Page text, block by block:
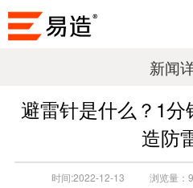
新闻
避雷针是什么？1
造防
时间:2022-12-13 浏览量：